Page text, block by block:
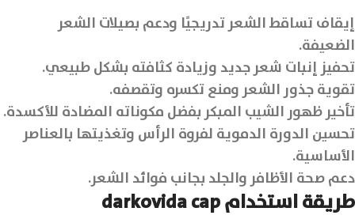
إيقاف تساقط الشعر تدريجيًا ودعم بصيلات الشعر
الضعيفة.
تحفيز إنبات شعر جديد وزيادة كثافته بشكل طبيعي.
تقوية جذور الشعر ومنع تكسره وتقصفه.
تأخير ظهور الشيب المبكر بفضل مكوناته المضادة للأكسدة.
تحسين الدورة الدموية لفروة الرأس وتغذيتها بالعناصر
الأساسية.
دعم صحة الأظافر والجلد بجانب فوائد الشعر.
طريقة استخدام darkovida cap